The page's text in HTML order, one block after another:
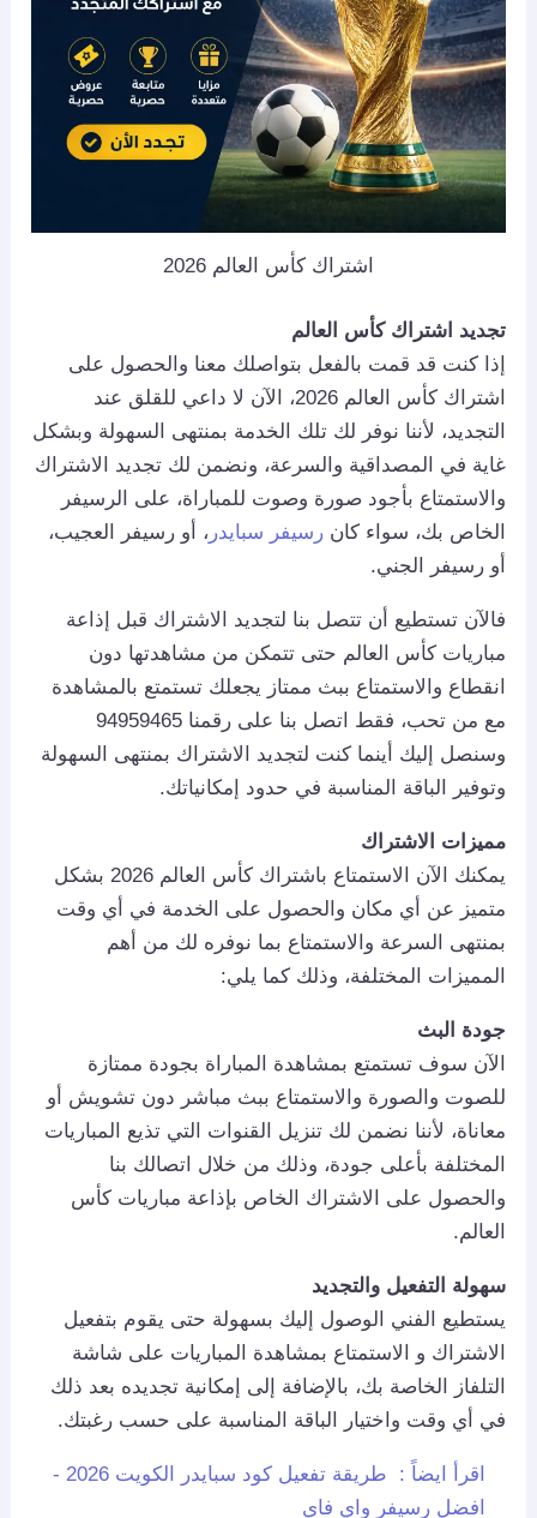
اشتراك كأس العالم 2026
تجديد اشتراك كأس العالم
إذا كنت قد قمت بالفعل بتواصلك معنا والحصول على
اشتراك كأس العالم 2026، الآن لا داعي للقلق عند
التجديد، لأننا نوفر لك تلك الخدمة بمنتهى السهولة وبشكل
غاية في المصداقية والسرعة، ونضمن لك تجديد الاشتراك
والاستمتاع بأجود صورة وصوت للمباراة، على الرسيفر
الخاص بك، سواء كانرسيفر سبايدر ، أو رسيفر العجيب،
أو رسيفر الجني.
فالآن تستطيع أن تتصل بنا لتجديد الاشتراك قبل إذاعة
مباريات كأس العالم حتى تتمكن من مشاهدتها دون
انقطاع والاستمتاع ببث ممتاز يجعلك تستمتع بالمشاهدة
مع من تحب، فقط اتصل بنا على رقمنا 94959465
وسنصل إليك أينما كنت لتجديد الاشتراك بمنتهى السهولة
وتوفير الباقة المناسبة في حدود إمكانياتك.
مميزات الاشتراك
يمكنك الآن الاستمتاع باشتراك كأس العالم 2026 بشكل
متميز عن أي مكان والحصول على الخدمة في أي وقت
بمنتهى السرعة والاستمتاع بما نوفره لك من أهم
المميزات المختلفة، وذلك كما يلي:
جودة البث
الآن سوف تستمتع بمشاهدة المباراة بجودة ممتازة
للصوت والصورة والاستمتاع ببث مباشر دون تشويش أو
معاناة، لأننا نضمن لك تنزيل القنوات التي تذيع المباريات
المختلفة بأعلى جودة، وذلك من خلال اتصالك بنا
والحصول على الاشتراك الخاص بإذاعة مباريات كأس
العالم.
سهولة التفعيل والتجديد
يستطيع الفني الوصول إليك بسهولة حتى يقوم بتفعيل
الاشتراك و الاستمتاع بمشاهدة المباريات على شاشة
التلفاز الخاصة بك، بالإضافة إلى إمكانية تجديده بعد ذلك
في أي وقت واختيار الباقة المناسبة على حسب رغبتك.
اقرأ ايضاً :
طريقة تفعيل كود سبايدر الكويت 2026 -
افضل رسيفر واي فاي